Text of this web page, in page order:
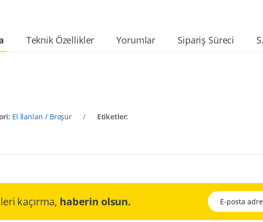
Teknik Özellikler Yorumlar Sipariş Süreci
El İlanları / Broşür / Etiketler:
kaçırma, haberin olsun. E-posta adresiniz